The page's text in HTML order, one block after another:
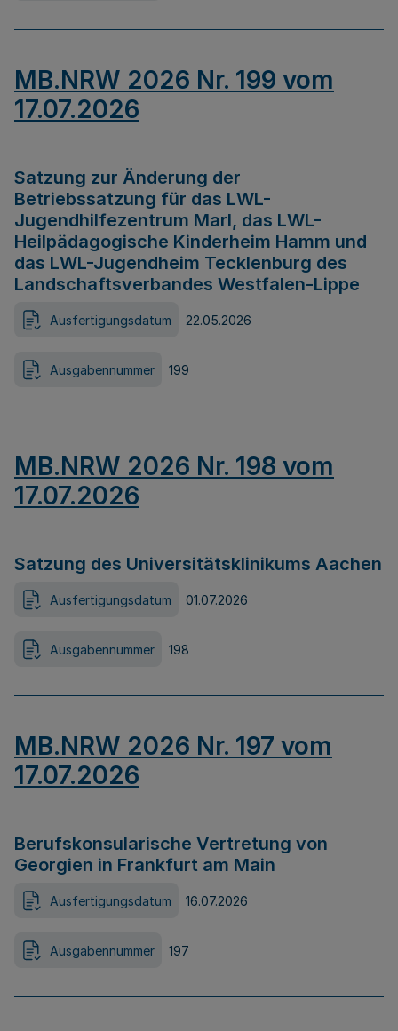
MB.NRW 2026 Nr. 199 vom
17.07.2026
Satzung zur Änderung der
Betriebssatzung für das LWL-
Jugendhilfezentrum Marl, das LWL-
Heilpädagogische Kinderheim Hamm und
das LWL-Jugendheim Tecklenburg des
Landschaftsverbandes Westfalen-Lippe
Ausfertigungsdatum 22.05.2026
Ausgabennummer 199
MB.NRW 2026 Nr. 198 vom
17.07.2026
Satzung des Universitätsklinikums Aachen
Ausfertigungsdatum 01.07.2026
Ausgabennummer 198
MB.NRW 2026 Nr. 197 vom
17.07.2026
Berufskonsularische Vertretung von
Georgien in Frankfurt am Main
Ausfertigungsdatum 16.07.2026
Ausgabennummer 197